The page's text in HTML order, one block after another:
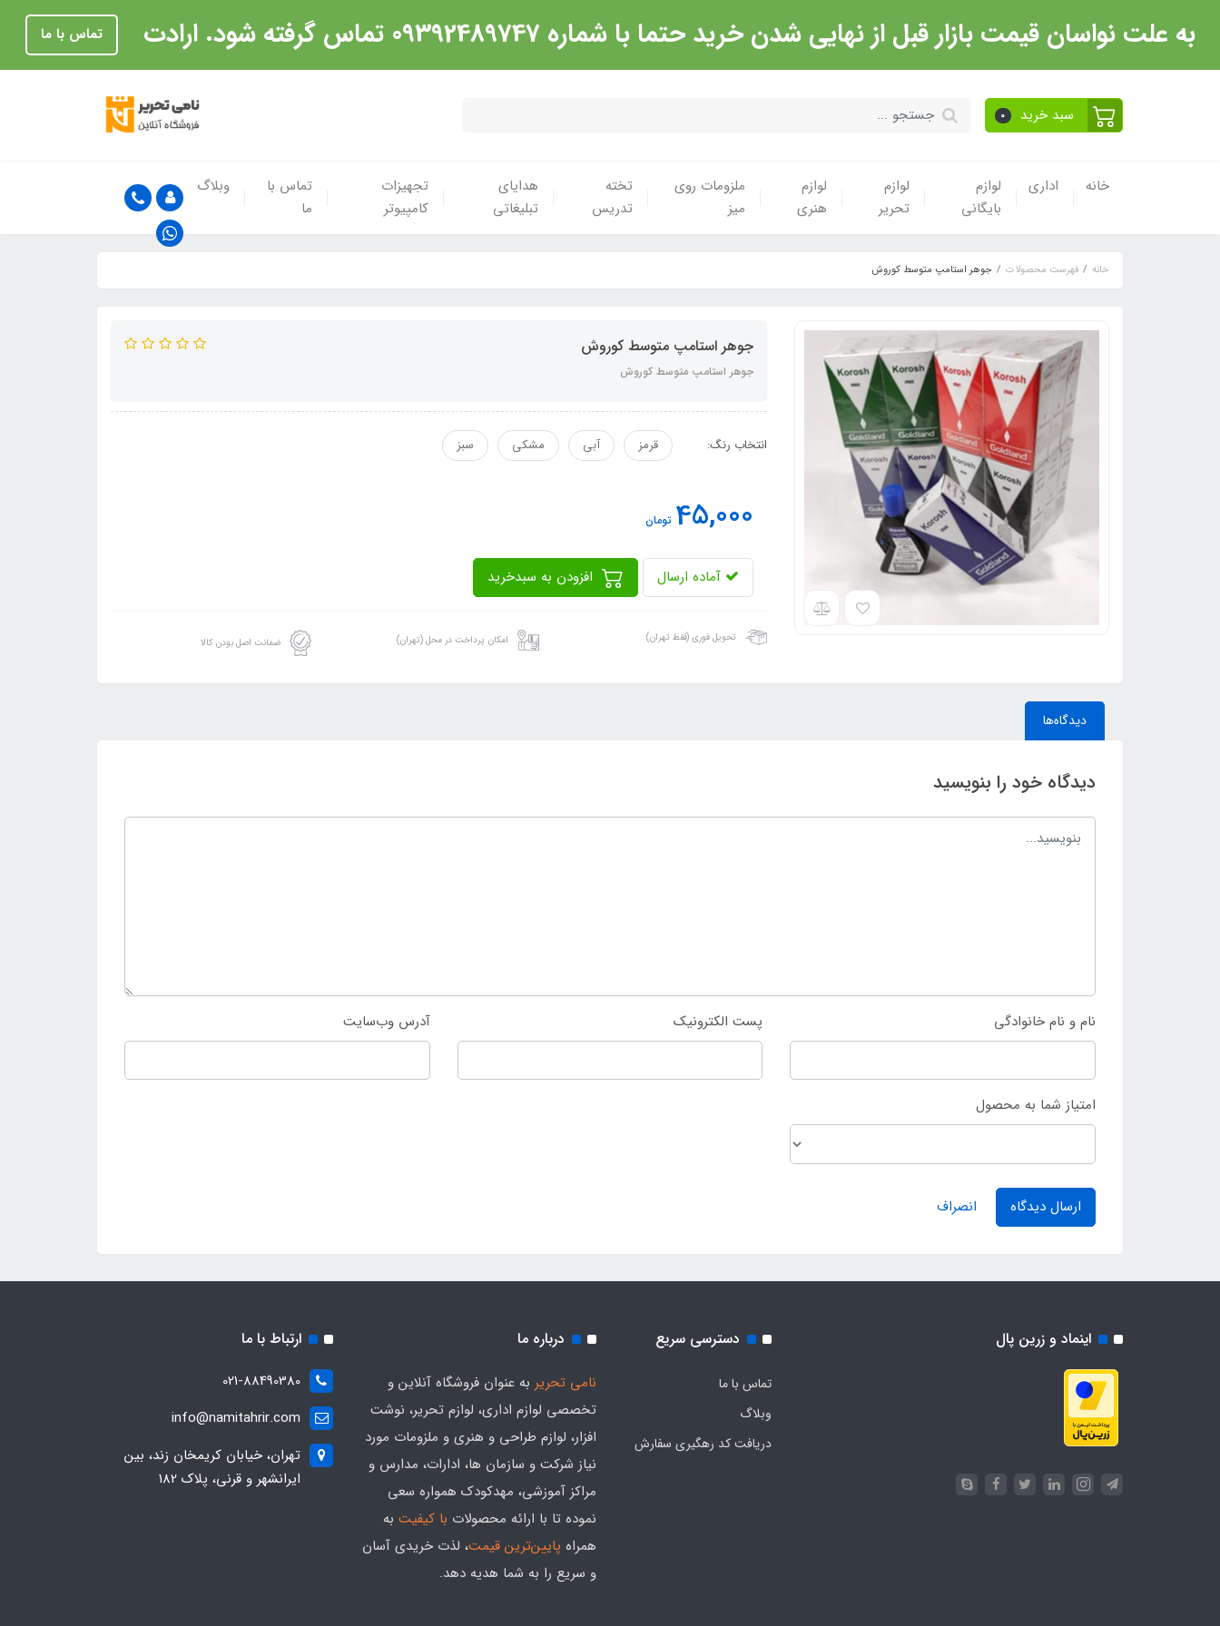
به علت نواسان قیمت بازار قبل از نهایی شدن خرید حتما با شماره 09392489747 تماس گرفته شود. ارادت تماس با ما
سبد خرید 0
خانه اداری
لوازم
بایگانی
لوازم
تحریر
لوازم
هنری
ملزومات روی
میز
تخته
تدریس
هدایای
تبلیغاتی
تجهیزات
کامپیوتر
تماس با
ما
وبلاگ
خانه فهرست محصولات جوهر استامپ متوسط کوروش
جوهر استامپ متوسط کوروش
جوهر استامپ متوسط کوروش
انتخاب رنگ: قرمز آبی مشکی سبز
45,000 تومان
آماده ارسال
تحویل فوری (فقط تهران) امکان پرداخت در محل (تهران) ضمانت اصل بودن کالا
دیدگاه‌ها
دیدگاه خود را بنویسید
نام و نام خانوادگی پست الکترونیک آدرس وب‌سایت
امتیاز شما به محصول
ارسال دیدگاه انصراف
اینماد و زرین پال دسترسی سریع
تماس با ما
وبلاگ
دریافت کد رهگیری سفارش
درباره ما
نامی تحریر به عنوان فروشگاه آنلاین و
تخصصی لوازم اداری، لوازم تحریر، نوشت
افزار، لوازم طراحی و هنری و ملزومات مورد
نیاز شرکت و سازمان ها، ادارات، مدارس و
مراکز آموزشی، مهدکودک همواره سعی
نموده تا با ارائه محصولات با کیفیتبه
همراه پایین‌ترین قیمت، لذت خریدی آسان
و سریع را به شما هدیه‌ دهد.
ارتباط با ما
021-88490380
info@namitahrir.com
تهران، خیابان کریمخان زند، بین
ایرانشهر و قرنی، پلاک 182